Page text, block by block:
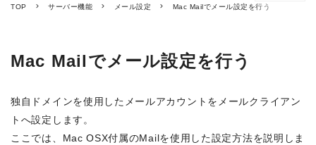
TOP サーバー機能 メール設定 Mac Mailでメール設定を行う
Mac Mailでメール設定を行う
独自ドメインを使用したメールアカウントをメールクライアン
トへ設定します。
ここでは、Mac OSX付属のMailを使用した設定方法を説明しま